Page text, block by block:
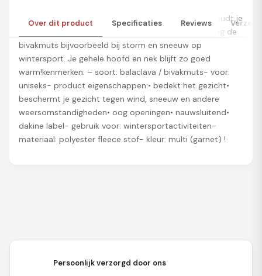
Over dit product Specificaties Reviews
deze fijne balaclava muts en col ineen van dakine houdt je
warm op de momenten waarop je hem op zet. Draag de
bivakmuts bijvoorbeeld bij storm en sneeuw op
wintersport. Je gehele hoofd en nek blijft zo goed
warm!kenmerken: – soort: balaclava / bivakmuts- voor:
uniseks- product eigenschappen:• bedekt het gezicht•
beschermt je gezicht tegen wind, sneeuw en andere
weersomstandigheden• oog openingen• nauwsluitend•
dakine label- gebruik voor: wintersportactiviteiten-
materiaal: polyester fleece stof- kleur: multi (garnet) !
Persoonlijk verzorgd door ons